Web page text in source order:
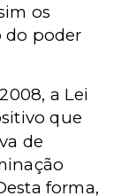
os
do poder
a Lei
que
de
forma,